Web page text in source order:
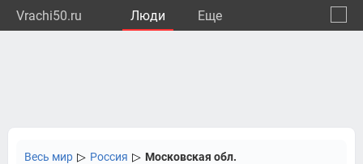
Vrachi50.ru Люди Eще
Весь мир ▷ Россия ▷ Московская обл.